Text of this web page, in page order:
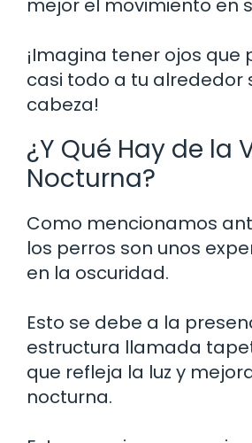
mejor el movimiento en
¡Imagina tener ojos que
casi todo a tu alrededor
cabeza!
¿Y Qué Hay de la
Nocturna?
Como mencionamos
los perros son unos
en la oscuridad.
Esto se debe a la
estructura llamada
que refleja la luz y
nocturna.